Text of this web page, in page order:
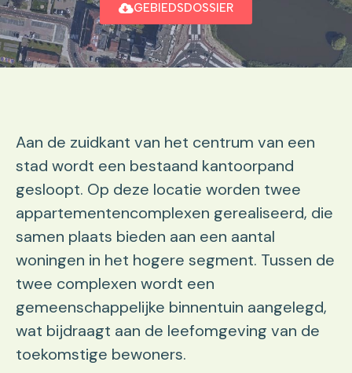
GEBIEDSDOSSIER
Aan de zuidkant van het centrum van een
stad wordt een bestaand kantoorpand
gesloopt. Op deze locatie worden twee
appartementencomplexen gerealiseerd, die
samen plaats bieden aan een aantal
woningen in het hogere segment. Tussen de
twee complexen wordt een
gemeenschappelijke binnentuin aangelegd,
wat bijdraagt aan de leefomgeving van de
toekomstige bewoners.